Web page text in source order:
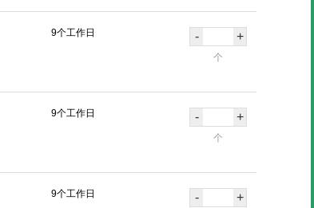
9个工作日 - +
个
9个工作日 - +
个
9个工作日 - +